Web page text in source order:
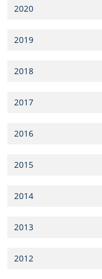
2020
2019
2018
2017
2016
2015
2014
2013
2012